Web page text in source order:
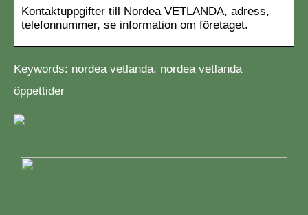
Kontaktuppgifter till Nordea VETLANDA, adress,
telefonnummer, se information om företaget.
Keywords: nordea vetlanda, nordea vetlanda
öppettider